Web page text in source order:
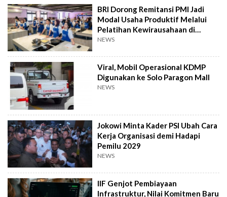
BRI Dorong Remitansi PMI Jadi
Modal Usaha Produktif Melalui
Pelatihan Kewirausahaan di
Taiwan
NEWS
Viral, Mobil Operasional KDMP
Digunakan ke Solo Paragon Mall
NEWS
Jokowi Minta Kader PSI Ubah Cara
Kerja Organisasi demi Hadapi
Pemilu 2029
NEWS
IIF Genjot Pembiayaan
Infrastruktur, Nilai Komitmen Baru